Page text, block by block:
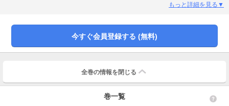
ス登場。(この作品はAneLaLa Vol.18に収録されています。重複購入にご注意く
もっと詳細を見る▼
今すぐ会員登録する (無料)
全巻の情報を 閉じる
巻一覧